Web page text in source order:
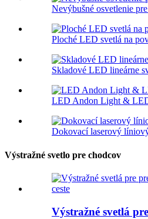
Nevýbušné osvetlenie
Ploché LED svetlá na
Skladové LED lineárne
LED Andon Light &
Dokovací laserový
Výstražné svetlo pre chodcov
Výstražné svetlá